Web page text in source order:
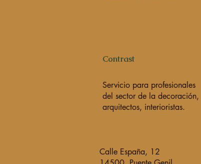
Contrast
Servicio para profesionales
del sector de la decoración,
arquitectos, interioristas.
Calle España, 12